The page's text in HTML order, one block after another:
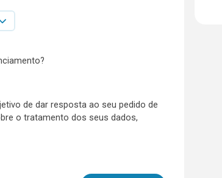
de dar resposta ao seu pedido de
o tratamento dos seus dados,